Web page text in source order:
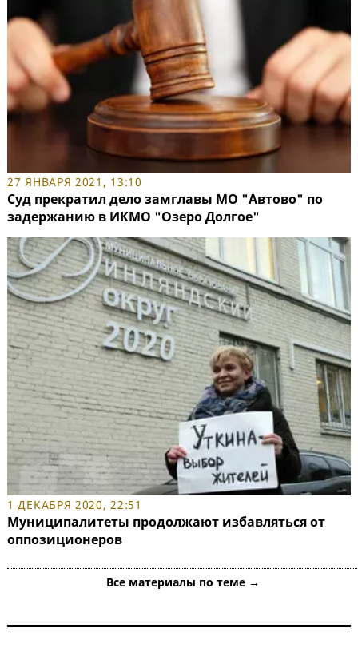
27 ЯНВАРЯ 2021, 13:10
Суд прекратил дело замглавы МО "Автово" по
задержанию в ИКМО "Озеро Долгое"
1 ДЕКАБРЯ 2020, 22:51
Муниципалитеты продолжают избавляться от
оппозиционеров
Все материалы по теме →